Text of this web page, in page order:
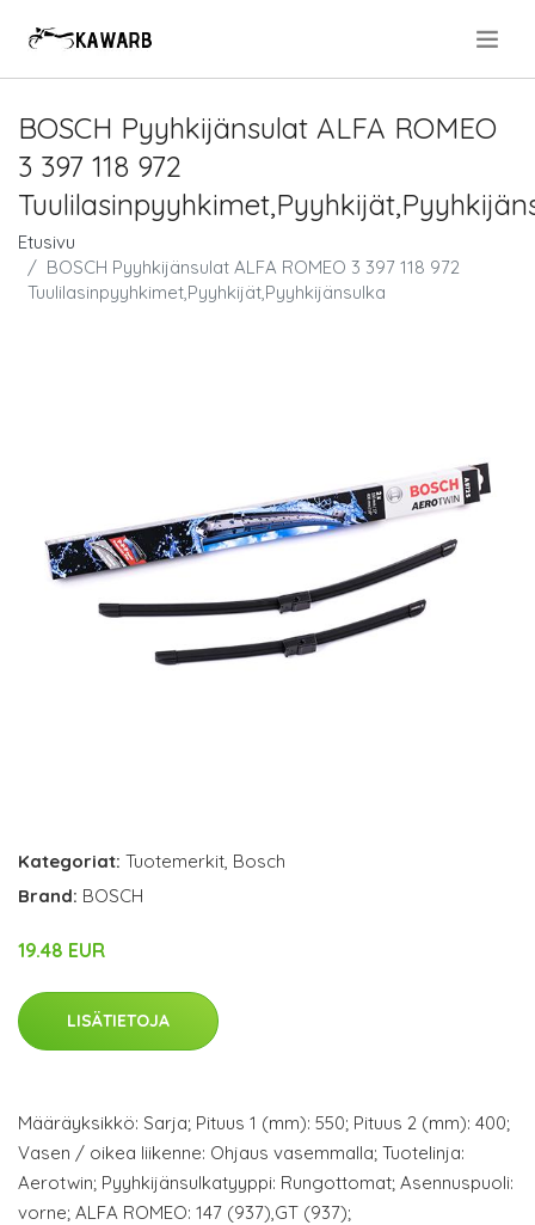
BOSCH Pyyhkijänsulat ALFA ROMEO
3 397 118 972
Etusivu
BOSCH Pyyhkijänsulat ALFA ROMEO 3 397 118 972
Tuulilasinpyyhkimet,Pyyhkijät,Pyyhkijänsulka
Kategoriat: Tuotemerkit, Bosch
Brand: BOSCH
19.48 EUR
LISÄTIETOJA
Määräyksikkö: Sarja; Pituus 1 (mm): 550; Pituus 2 (mm): 400;
Vasen / oikea liikenne: Ohjaus vasemmalla; Tuotelinja:
Aerotwin; Pyyhkijänsulkatyyppi: Rungottomat; Asennuspuoli:
vorne; ALFA ROMEO: 147 (937),GT (937);